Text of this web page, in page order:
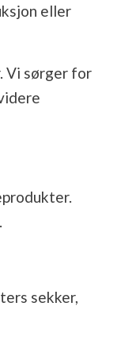
eller
Vi sørger for
sekker,